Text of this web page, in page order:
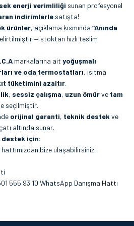
enerji verimliliği sunan profesyonel
indirimlerle satışta!
ürünler, açıklama kısmında “Anında
— stoktan hızlı teslim
markalarına ait yoğuşmalı
ve oda termostatları, ısıtma
tüketimini azaltır.
, sessiz çalışma, uzun ömürve tam
seçilmiştir.
orijinal garanti, teknik destek ve
altında sunar.
destek için:
hattımızdan bize ulaşabilirsiniz.
555 93 10 WhatsApp Danışma Hattı